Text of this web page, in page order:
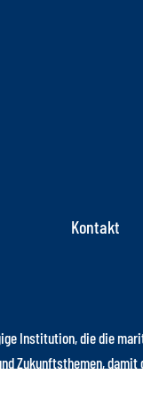
Kontakt
Institution, die die
Zukunftsthemen, damit